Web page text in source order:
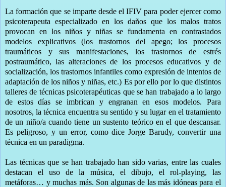
La formación que se imparte desde el IFIV para poder ejercer como
psicoterapeuta especializado en los daños que los malos tratos
provocan en los niños y niñas se fundamenta en contrastados
modelos explicativos (los trastornos del apego; los procesos
traumáticos y sus manifestaciones, los trastornos de estrés
postraumático, las alteraciones de los procesos educativos y de
socialización, los trastornos infantiles como expresión de intentos de
adaptación de los niños y niñas, etc.) Es por ello por lo que distintos
talleres de técnicas psicoterapéuticas que se han trabajado a lo largo
de estos días se imbrican y engranan en esos modelos. Para
nosotros, la técnica encuentra su sentido y su lugar en el tratamiento
de un niño/a cuando tiene un sustento teórico en el que descansar.
Es peligroso, y un error, como dice Jorge Barudy, convertir una
técnica en un paradigma.
Las técnicas que se han trabajado han sido varias, entre las cuales
destacan el uso de la música, el dibujo, el rol-playing, las
metáforas… y muchas más. Son algunas de las más idóneas para el